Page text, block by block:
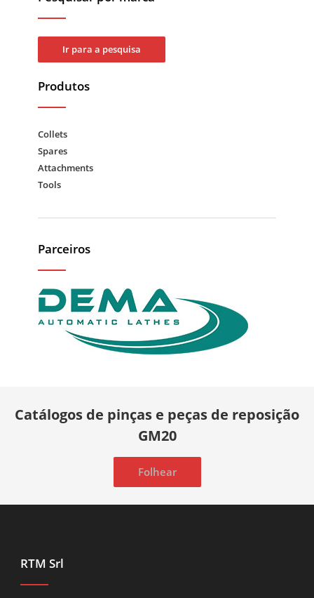
Ir para a pesquisa
Produtos
Collets
Spares
Attachments
Tools
Parceiros
Catálogos de pinças e peças de reposição
GM20
Folhear
RTM Srl